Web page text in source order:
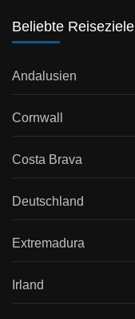
Beliebte Reiseziele
Andalusien
Cornwall
Costa Brava
Deutschland
Extremadura
Irland